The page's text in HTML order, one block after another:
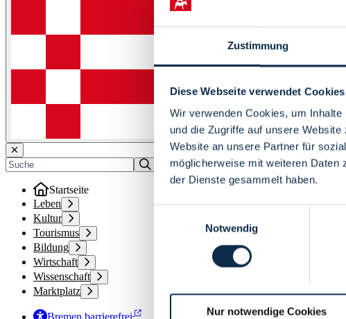
Zustimmung
Diese Webseite verwendet Cookies
Wir verwenden Cookies, um
und die Zugriffe auf unsere
Website an unsere Partner für
möglicherweise mit weiteren Daten
der Dienste gesammelt haben.
Notwendig
Nur notwendige Cookies
Startseite
Leben
Kultur
Tourismus
Bildung
Wirtschaft
Wissenschaft
Marktplatz
Bremen barrierefrei